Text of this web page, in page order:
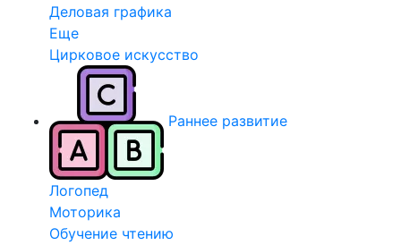
Деловая графика
Еще
Цирковое искусство
Раннее развитие
Логопед
Моторика
Обучение чтению